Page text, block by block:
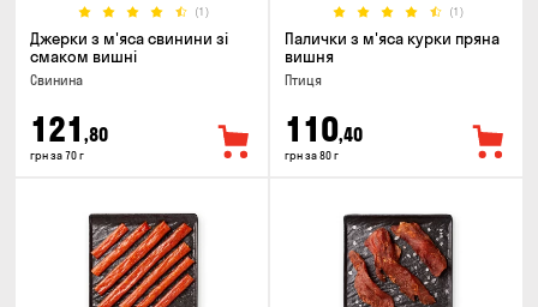
(1)
Джерки з м'яса свинини зі
смаком вишні
Свинина
121 ,80
грн за 70 г
(1)
Палички з м'яса курки пряна
вишня
Птиця
110,40
грн за 80 г